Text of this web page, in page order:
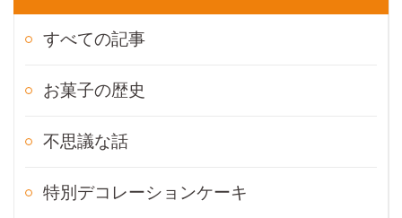
すべての記事
お菓子の歴史
不思議な話
特別デコレーションケーキ